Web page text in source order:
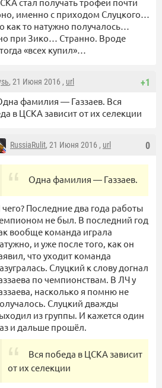
именно с приходом Слуцкого…
как то натужно получалось…
при Зико… Странно. Вроде
«всех купил»…
+1
, 21 Июня 2016 , url
фамилия — Газзаев. Вся
в ЦСКА зависит от их селекции
0
RussiaRulit, 21 Июня 2016 , url
Одна фамилия — Газзаев.
чего? Последние два года работы
не был. В последний год
вообще команда играла
и уже после того, как он
что уходит команда
Слуцкий к слову догнал
по чемпионствам. В ЛЧ у
насколько я помню не
Слуцкий дважды
из группы. И кажется один
и дальше прошёл.
Вся победа в ЦСКА зависит
от их селекции